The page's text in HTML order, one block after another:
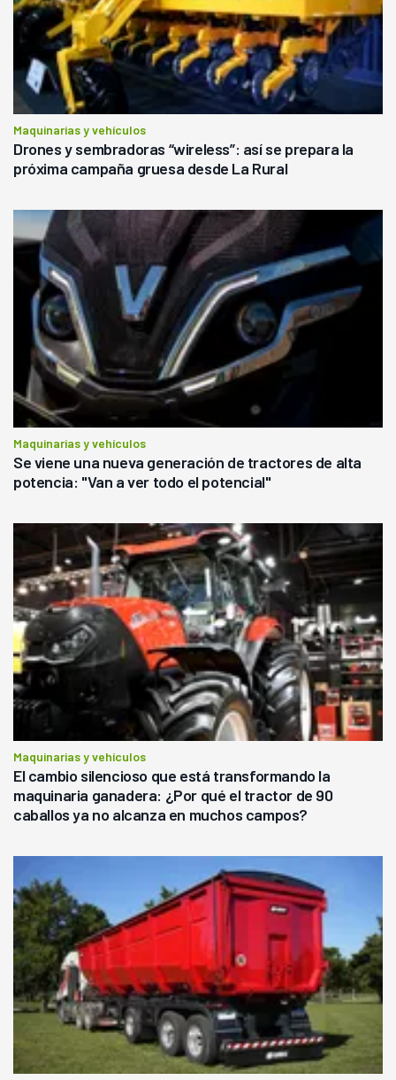
Maquinarias y vehículos
Drones y sembradoras “wireless”: así se prepara la
próxima campaña gruesa desde La Rural
Maquinarias y vehículos
Se viene una nueva generación de tractores de alta
potencia: "Van a ver todo el potencial"
Maquinarias y vehículos
El cambio silencioso que está transformando la
maquinaria ganadera: ¿Por qué el tractor de 90
caballos ya no alcanza en muchos campos?